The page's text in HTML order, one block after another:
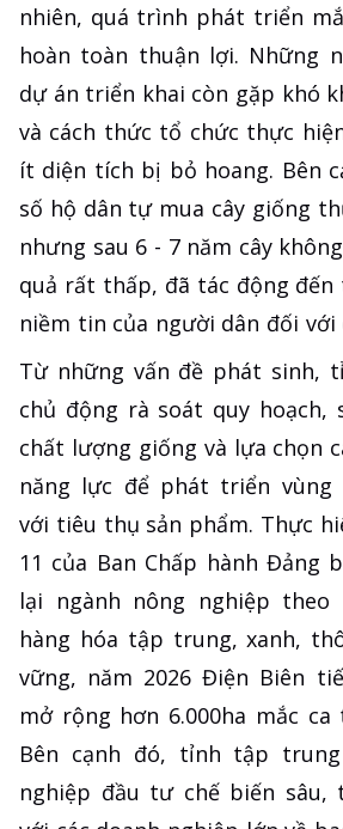
nhiên, quá trình phát triển
hoàn toàn thuận lợi. Những
dự án triển khai còn gặp khó
và cách thức tổ chức thực
ít diện tích bị bỏ hoang. Bên
số hộ dân tự mua cây giống
nhưng sau 6 - 7 năm cây
quả rất thấp, đã tác động đến
niềm tin của người dân đối với
Từ những vấn đề phát sinh,
chủ động rà soát quy hoạch,
chất lượng giống và lựa chọn
năng lực để phát triển vùng
với tiêu thụ sản phẩm. Thực
11 của Ban Chấp hành Đảng
lại ngành nông nghiệp theo
hàng hóa tập trung, xanh,
vững, năm 2026 Điện Biên
mở rộng hơn 6.000ha mắc
Bên cạnh đó, tỉnh tập
nghiệp đầu tư chế biến sâu,